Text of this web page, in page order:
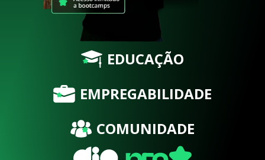
EDUCAÇÃO
EMPREGABILIDADE
COMUNIDADE